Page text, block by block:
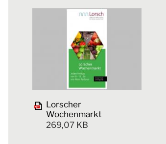
Lorscher
Wochenmarkt
269,07 KB